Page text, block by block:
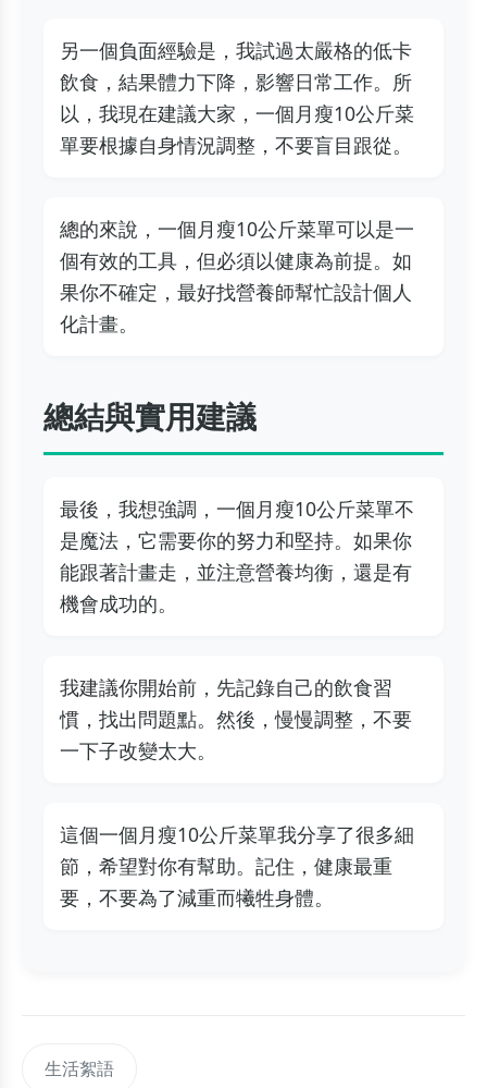
另一個負面經驗是，我試過太嚴格的低卡
飲食，結果體力下降，影響日常工作。所
以，我現在建議大家，一個月瘦10公斤菜
單要根據自身情況調整，不要盲目跟從。
總的來說，一個月瘦10公斤菜單可以是一
個有效的工具，但必須以健康為前提。如
果你不確定，最好找營養師幫忙設計個人
化計畫。
總結與實用建議
最後，我想強調，一個月瘦10公斤菜單不
是魔法，它需要你的努力和堅持。如果你
能跟著計畫走，並注意營養均衡，還是有
機會成功的。
我建議你開始前，先記錄自己的飲食習
慣，找出問題點。然後，慢慢調整，不要
一下子改變太大。
這個一個月瘦10公斤菜單我分享了很多細
節，希望對你有幫助。記住，健康最重
要，不要為了減重而犧牲身體。
生活絮語